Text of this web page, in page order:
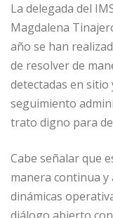
La delegada del
Magdalena
año se han
de resolver de
detectadas en sitio
seguimiento
trato digno para
Cabe señalar que
manera continua
dinámicas